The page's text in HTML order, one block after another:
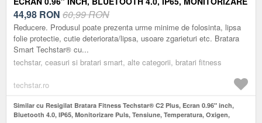
PULS, TENSIUNE, TEMPERATURA, OXIGEN, NEGRU
44,98 RON 60,99 RON
Reducere. Produsul poate prezenta urme minime de folosinta, lipsa
folie protectie, cutie deteriorata/lipsa, usoare zgarieturi etc. Bratara
Smart Techstar® cu...
techstar, ceasuri si bratari smart, alte categorii, bratari fitness
techstar.ro
Similar cu Resigilat Bratara Fitness Techstar® C2 Plus, Ecran 0.96" inch,
Bluetooth 4.0, IP65, Monitorizare Puls, Tensiune, Temperatura, Oxigen,